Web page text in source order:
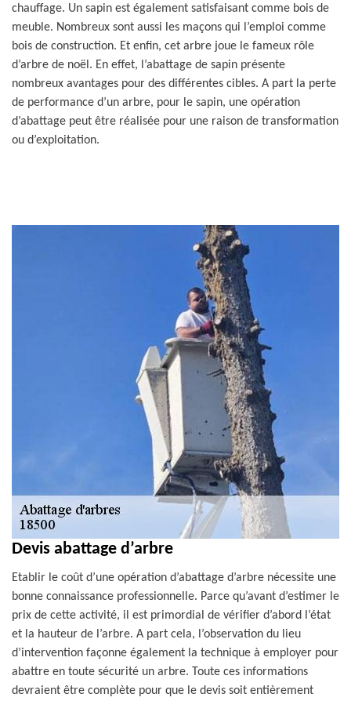
chauffage. Un sapin est également satisfaisant comme bois de
meuble. Nombreux sont aussi les maçons qui l’emploi comme
bois de construction. Et enfin, cet arbre joue le fameux rôle
d’arbre de noël. En effet, l’abattage de sapin présente
nombreux avantages pour des différentes cibles. A part la perte
de performance d’un arbre, pour le sapin, une opération
d’abattage peut être réalisée pour une raison de transformation
ou d’exploitation.
Devis abattage d’arbre
Etablir le coût d’une opération d’abattage d’arbre nécessite une
bonne connaissance professionnelle. Parce qu’avant d’estimer le
prix de cette activité, il est primordial de vérifier d’abord l’état
et la hauteur de l’arbre. A part cela, l’observation du lieu
d’intervention façonne également la technique à employer pour
abattre en toute sécurité un arbre. Toute ces informations
devraient être complète pour que le devis soit entièrement